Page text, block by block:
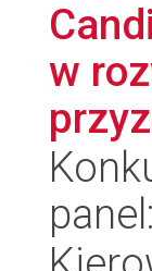
w
panel: